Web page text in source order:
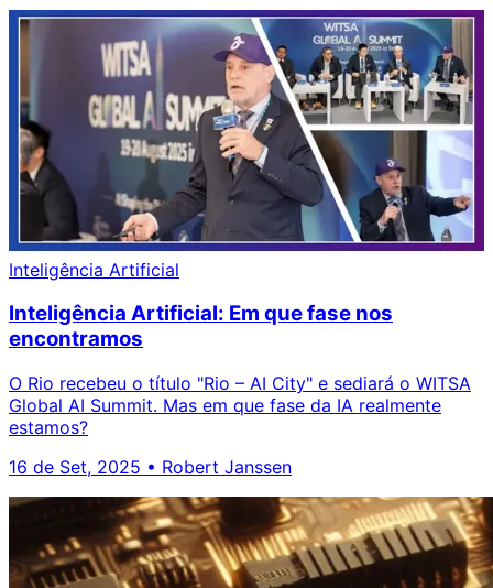
Inteligência Artificial
Inteligência Artificial: Em que fase nos
encontramos
O Rio recebeu o título "Rio – AI City" e sediará o WITSA
Global AI Summit. Mas em que fase da IA realmente
estamos?
16 de Set, 2025 • Robert Janssen